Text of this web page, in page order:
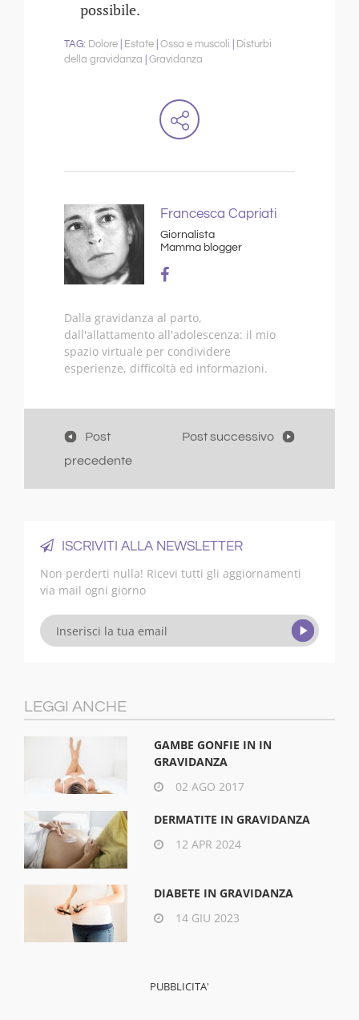
possibile.
Dolore Estate Ossa e muscoli
Disturbi
della gravidanza
Gravidanza
Francesca Capriati
Giornalista
Mamma blogger
Dalla gravidanza al parto,
dall'allattamento all'adolescenza: il mio
spazio virtuale per condividere
esperienze, difficoltà ed informazioni.
Post
precedente
Post successivo
ISCRIVITI ALLA NEWSLETTER
Non perderti nulla! Ricevi tutti gli aggiornamenti
via mail ogni giorno
LEGGI ANCHE
GAMBE GONFIE IN IN
GRAVIDANZA
02 AGO 2017
DERMATITE IN GRAVIDANZA
12 APR 2024
DIABETE IN GRAVIDANZA
14 GIU 2023